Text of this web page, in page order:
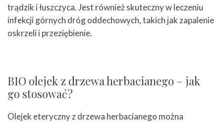
trądzik i łuszczyca. Jest również skuteczny w leczeniu
infekcji górnych dróg oddechowych, takich jak zapalenie
oskrzeli i przeziębienie.
BIO olejek z drzewa herbacianego – jak
go stosować?
Olejek eteryczny z drzewa herbacianego można